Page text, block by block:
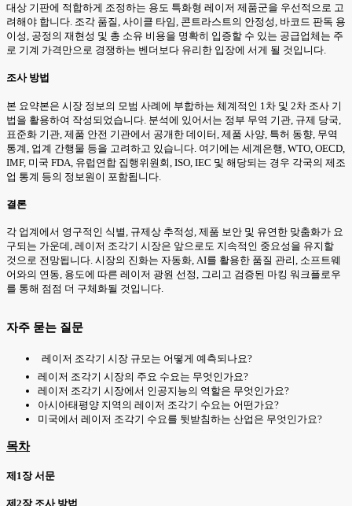
대상 기판에 적합하게 조정하는 용도 특화형 레이저 제품군을 우선적으로 고
려해야 합니다. 조각 품질, 사이클 타임, 콘트라스트의 안정성, 바코드 판독 용
이성, 공정의 재현성 및 총 소유 비용을 명확히 입증할 수 있는 공급업체는 주
로 기계 가격만으로 경쟁하는 벤더보다 유리한 입장에 서게 될 것입니다.
조사 방법
본 요약본은 시장 정보의 모범 사례에 부합하는 체계적인 1차 및 2차 조사 기
법을 활용하여 작성되었습니다. 분석에 있어서는 정부 무역 기관, 규제 당국,
표준화 기관, 제품 안전 기관에서 공개한 데이터, 제품 사양, 특허 동향, 무역
통계, 업계 간행물 등을 고려하고 있습니다. 여기에는 세계은행, WTO, OECD,
IMF, 미국 FDA, 유럽연합 집행위원회, ISO, IEC 및 해당되는 경우 각국의 제조
업 통계 등의 정보원이 포함됩니다.
결론
각 업계에서 영구적인 식별, 규제상 추적성, 제품 보안 및 유연한 맞춤화가 요
구되는 가운데, 레이저 조각기 시장은 앞으로도 지속적인 중요성을 유지할
것으로 전망됩니다. 시장의 진화는 자동화, AI를 활용한 품질 관리, 소프트웨
어와의 연동, 용도에 따른 레이저 광원 선정, 그리고 검증된 마킹 워크플로우
를 통해 점점 더 구체화될 것입니다.
자주 묻는 질문
레이저 조각기 시장 규모는 어떻게 예측되나요?
레이저 조각기 시장의 주요 수요는 무엇인가요?
레이저 조각기 시장에서 인공지능의 역할은 무엇인가요?
아시아태평양 지역의 레이저 조각기 수요는 어떤가요?
미국에서 레이저 조각기 수요를 뒷받침하는 산업은 무엇인가요?
목차
제1장 서문
제2장 조사 방법